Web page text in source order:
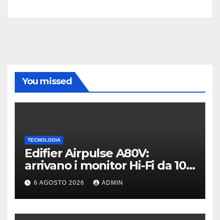
You missed
TECNOLOGIA
Edifier Airpulse A80V:
arrivano i monitor Hi-Fi da 100
W con USB Hi-Res
6 AGOSTO 2026 ADMIN